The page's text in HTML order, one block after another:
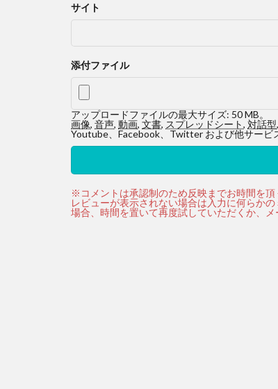
サイト
添付ファイル
アップロードファイルの最大サイズ: 50 MB。
画像, 音声, 動画, 文書, スプレッドシート, 対話型,
Youtube、Facebook、Twitter および他サービ